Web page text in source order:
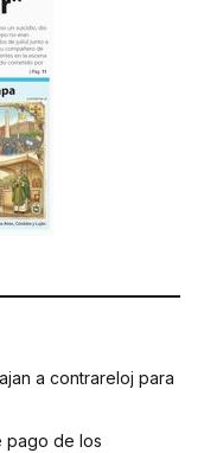
a contrareloj para
pago de los